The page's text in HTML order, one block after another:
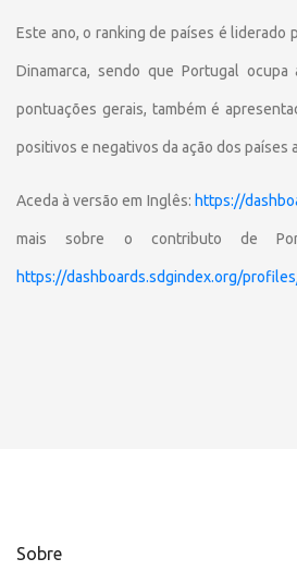
Este ano, o ranking de países é liderado
Dinamarca, sendo que Portugal ocupa
pontuações gerais, também é
positivos e negativos da ação dos países
Aceda à versão em Inglês: https://
mais sobre o contributo de
https://dashboards.sdgindex.org/
Sobre